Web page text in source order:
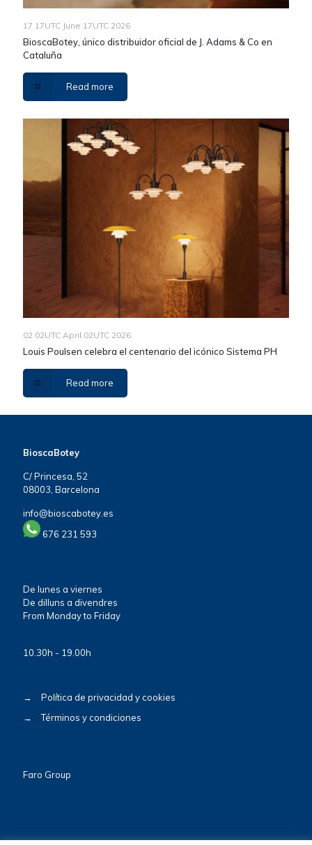
17 17UTC June 17UTC 2026
BioscaBotey, único distribuidor oficial de J. Adams & Co en
Cataluña
Read more
02 02UTC April 02UTC 2026
Louis Poulsen celebra el centenario del icónico Sistema PH
Read more
BioscaBotey
C/ Princesa, 52
08003, Barcelona
info@bioscabotey.es
676 231 593
De lunes a viernes
De dilluns a divendres
From Monday to Friday
10.30h - 19.00h
→
Política de privacidad y cookies
→
Términos y condiciones
Faro Group